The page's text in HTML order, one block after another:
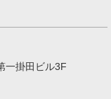
一掛田ビル3F